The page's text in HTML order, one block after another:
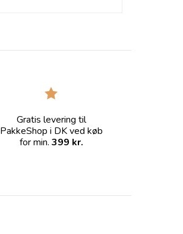
Gratis levering til
PakkeShop i DK ved køb
for min. 399 kr.